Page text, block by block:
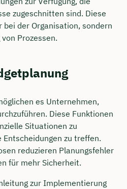
zugeschnitten sind. Diese
bei der Organisation, sondern
Prozessen.
es Unternehmen,
Diese Funktionen
Situationen zu
zu treffen.
reduzieren Planungsfehler
für mehr Sicherheit.
zur Implementierung